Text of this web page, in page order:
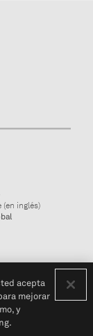
inglés)
acepta
mejorar
y